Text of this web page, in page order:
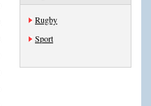
Rugby
Sport